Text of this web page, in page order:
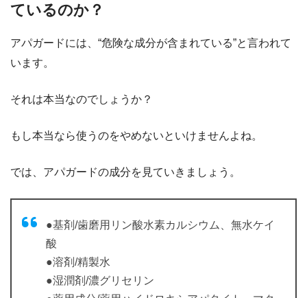
ているのか？
アパガードには、“危険な成分が含まれている”と言われて
います。
それは本当なのでしょうか？
もし本当なら使うのをやめないといけませんよね。
では、アパガードの成分を見ていきましょう。
●基剤/歯磨用リン酸水素カルシウム、無水ケイ
酸
●溶剤/精製水
●湿潤剤/濃グリセリン